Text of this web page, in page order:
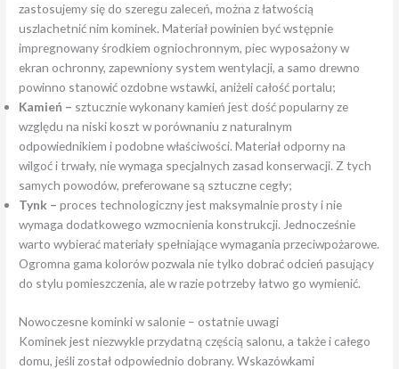
zastosujemy się do szeregu zaleceń, można z łatwością
uszlachetnić nim kominek. Materiał powinien być wstępnie
impregnowany środkiem ogniochronnym, piec wyposażony w
ekran ochronny, zapewniony system wentylacji, a samo drewno
powinno stanowić ozdobne wstawki, aniżeli całość portalu;
Kamień – sztucznie wykonany kamień jest dość popularny ze
względu na niski koszt w porównaniu z naturalnym
odpowiednikiem i podobne właściwości. Materiał odporny na
wilgoć i trwały, nie wymaga specjalnych zasad konserwacji. Z tych
samych powodów, preferowane są sztuczne cegły;
Tynk – proces technologiczny jest maksymalnie prosty i nie
wymaga dodatkowego wzmocnienia konstrukcji. Jednocześnie
warto wybierać materiały spełniające wymagania przeciwpożarowe.
Ogromna gama kolorów pozwala nie tylko dobrać odcień pasujący
do stylu pomieszczenia, ale w razie potrzeby łatwo go wymienić.
Nowoczesne kominki w salonie – ostatnie uwagi
Kominek jest niezwykle przydatną częścią salonu, a także i całego
domu, jeśli został odpowiednio dobrany. Wskazówkami